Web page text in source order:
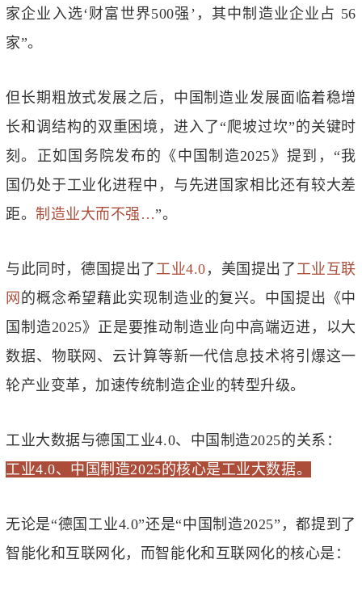
家企业入选‘财富世界500强’，其中制造业企业占 56
家”。
但长期粗放式发展之后，中国制造业发展面临着稳增
长和调结构的双重困境，进入了“爬坡过坎”的关键时
刻。正如国务院发布的《中国制造2025》提到，“我
国仍处于工业化进程中，与先进国家相比还有较大差
距。制造业大而不强…”。
与此同时，德国提出了 工业4.0 ，美国提出了 工业互联
网 的概念希望藉此实现制造业的复兴。中国提出《中
国制造2025》正是要推动制造业向中高端迈进，以大
数据、物联网、云计算等新一代信息技术将引爆这一
轮产业变革，加速传统制造企业的转型升级。
工业大数据与德国工业4.0、中国制造2025的关系：
工业4.0、中国制造2025的核心是工业大数据。
无论是“德国工业4.0”还是“中国制造2025”，都提到了
智能化和互联网化，而智能化和互联网化的核心是：